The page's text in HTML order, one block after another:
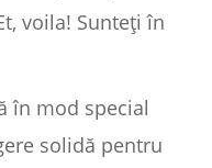
voila! Sunteți în
în mod special
solidă pentru